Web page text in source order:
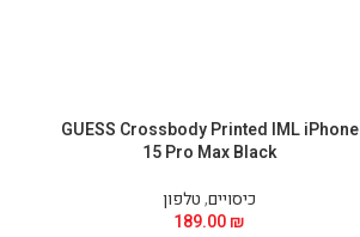
GUESS Crossbody Printed IML iPhone
15 Pro Max Black
כיסויים,טלפון
189.00₪